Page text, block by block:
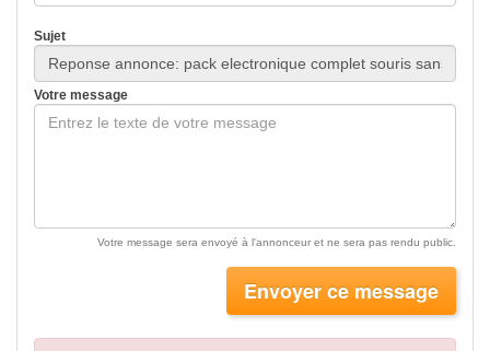
Sujet
Votre message
Votre message sera envoyé à l'annonceur et ne sera pas rendu public.
Envoyer ce message